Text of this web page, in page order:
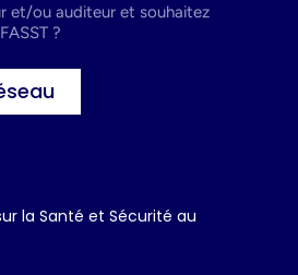
et/ou auditeur et souhaitez
?
la Santé et Sécurité au